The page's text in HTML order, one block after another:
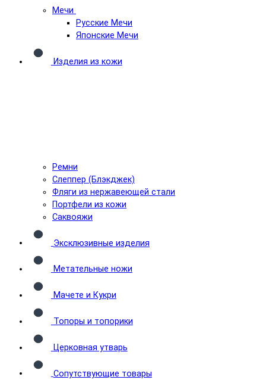
Мечи
Русские Мечи
Японские Мечи
Изделия из кожи
Ремни
Слеппер (Блэкджек)
Фляги из нержавеющей стали
Портфели из кожи
Саквояжи
Эксклюзивные изделия
Метательные ножи
Мачете и Кукри
Топоры и топорики
Церковная утварь
Сопутствующие товары